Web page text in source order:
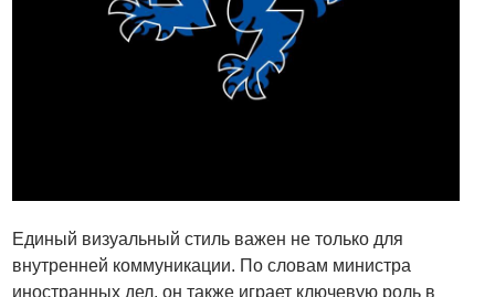
Единый визуальный стиль важен не только для
внутренней коммуникации. По словам министра
иностранных дел, он также играет ключевую роль в